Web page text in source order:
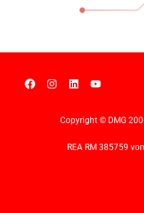
Copyright © DMG
REA RM 385759